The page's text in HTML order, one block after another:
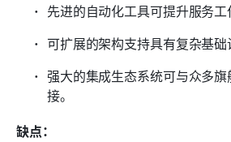
先进的自动化工具可提升服务工
可扩展的架构支持具有复杂基础
强大的集成生态系统可与众多
接。
缺点：